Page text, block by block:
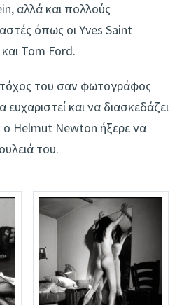
αλλά και πολλούς
όπως οι Yves Saint
Tom Ford.
του σαν φωτογράφος
ευχαριστεί και να διασκεδάζει
ο Helmut Newton ήξερε να
του.